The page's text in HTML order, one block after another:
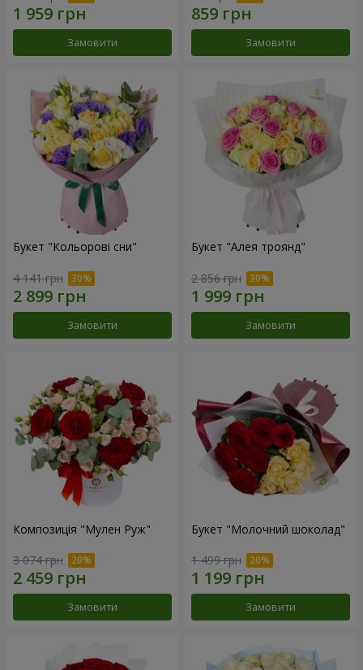
Замовити Замовити
Букет "Кольорові сни"
4 141 грн
Замовити
Букет "Алея троянд"
2 856 грн
Замовити
Композиція "Мулен Руж"
3 074 грн
Замовити
Букет "Молочний шоколад"
1 499 грн
Замовити